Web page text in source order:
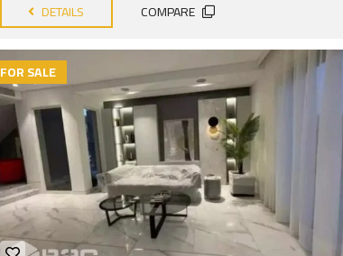
DETAILS
FOR SALE